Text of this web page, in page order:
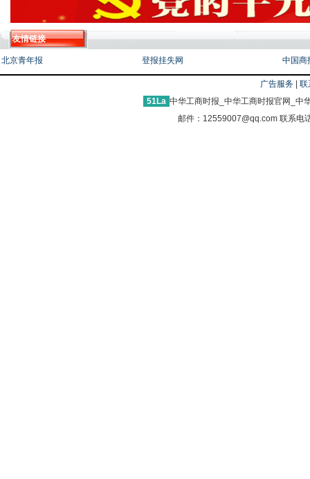
友情链接
北京青年报 登报挂失网 中国商
广告服务
联
51La 中华工商时报_中华工商时报官网_中
邮件：12559007@qq.com 联系